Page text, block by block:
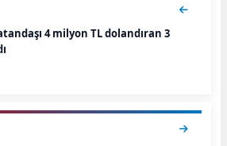
4 milyon TL dolandıran 3